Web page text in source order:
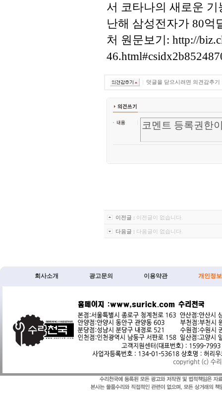
서 코타나의 새로운
난해 삼성전자가 80억
처 원문보기: http://
덧글을 닫으시려면 의견감추기
이전글 : 이전글이 없습니다.
다음글 : 다음글이 없습니다.
회사소개 광고문의 이용약관 개인정